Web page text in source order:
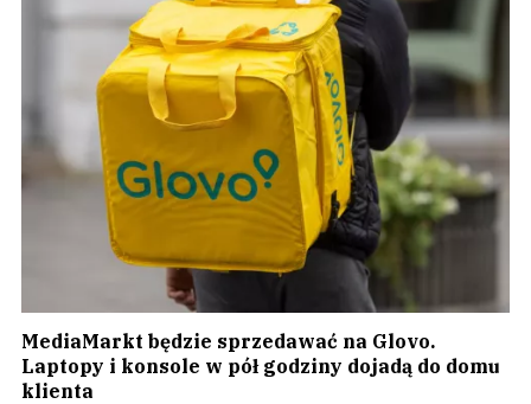
MediaMarkt będzie sprzedawać na Glovo.
Laptopy i konsole w pół godziny dojadą do domu
klienta